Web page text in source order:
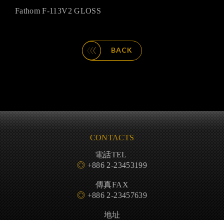
Fathom F-113V2 GLOSS
BACK
CONTACTS
電話TEL
◎ +886 2-23453199
傳真FAX
◎ +886 2-23457639
地址